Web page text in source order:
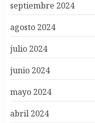
septiembre 2024
agosto 2024
julio 2024
junio 2024
mayo 2024
abril 2024